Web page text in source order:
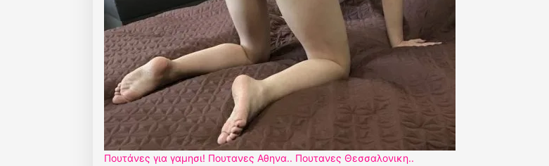
Πουτάνες για γαμησι! Πουτανες Αθηνα.. Πουτανες Θεσσαλονικη..